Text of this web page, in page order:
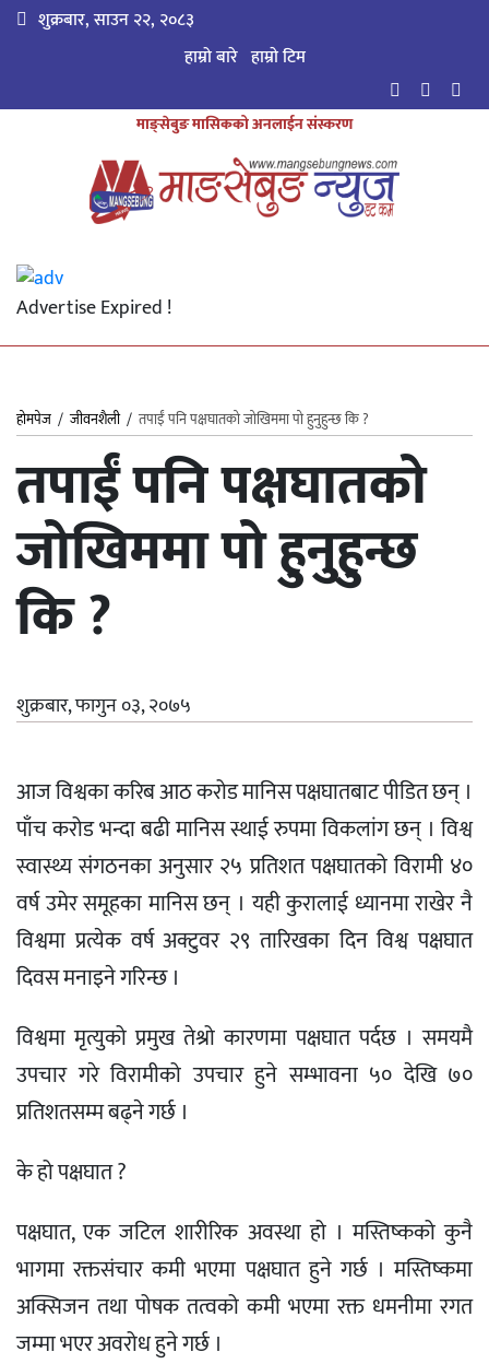
शुक्रबार, साउन २२, २०८३
हाम्रो बारे हाम्राे टिम
माङ्सेबुङ मासिकको अनलाईन संस्करण
Advertise Expired !
होमपेज /जीवनशैली/ तपाईं पनि पक्षघातको जोखिममा पो हुनुहुन्छ कि ?
तपाईं पनि पक्षघातको
जोखिममा पो हुनुहुन्छ
कि ?
शुक्रबार, फागुन ०३, २०७५
आज विश्वका करिब आठ करोड मानिस पक्षघातबाट पीडित छन् ।
पाँच करोड भन्दा बढी मानिस स्थाई रुपमा विकलांग छन् । विश्व
स्वास्थ्य संगठनका अनुसार २५ प्रतिशत पक्षघातको विरामी ४०
वर्ष उमेर समूहका मानिस छन् । यही कुरालाई ध्यानमा राखेर नै
विश्वमा प्रत्येक वर्ष अक्टुवर २९ तारिखका दिन विश्व पक्षघात
दिवस मनाइने गरिन्छ ।
विश्वमा मृत्युको प्रमुख तेश्रो कारणमा पक्षघात पर्दछ । समयमै
उपचार गरे विरामीको उपचार हुने सम्भावना ५० देखि ७०
प्रतिशतसम्म बढ्ने गर्छ ।
के हो पक्षघात ?
पक्षघात, एक जटिल शारीरिक अवस्था हो । मस्तिष्कको कुनै
भागमा रक्तसंचार कमी भएमा पक्षघात हुने गर्छ । मस्तिष्कमा
अक्सिजन तथा पोषक तत्वको कमी भएमा रक्त धमनीमा रगत
जम्मा भएर अवरोध हुने गर्छ ।